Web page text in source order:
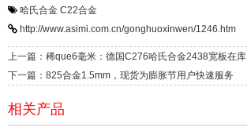
哈氏合金 C22合金
http://www.asimi.com.cn/gonghuoxinwen/1246.htm
上一篇：稀que6毫米：德国C276哈氏合金2438宽板在库
下一篇：825合金1.5mm，现货为膨胀节用户快速服务
相关产品